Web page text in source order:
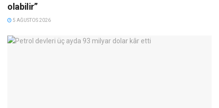
olabilir”
5 AĞUSTOS 2026